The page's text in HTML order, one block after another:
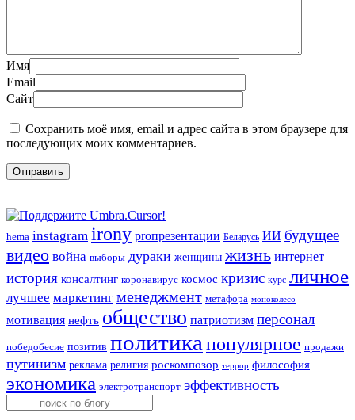
Имя
Email
Сайт
Сохранить моё имя, email и адрес сайта в этом браузере для
последующих моих комментариев.
hema instagram irony proпрезентации Беларусь ИИ будущее
видео война выборы дураки женщины жизнь интернет
история консалтинг коронавирус космос кризис курс личное
лучшее маркетинг менеджмент метафора моноколесо
мотивация нефть общество патриотизм персонал
победобесие позитив политика популярное продажи
путинизм реклама религия роскомпозор террор философия
экономика электротранспорт эффективность